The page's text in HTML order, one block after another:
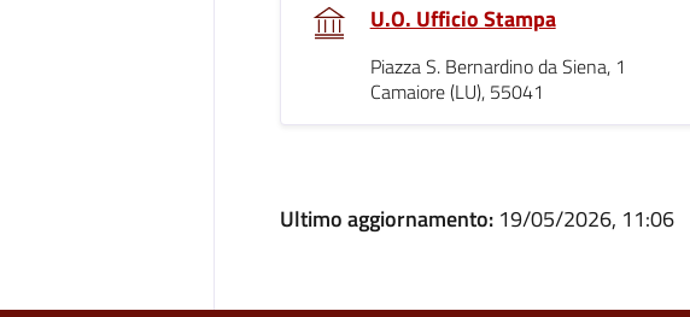
U.O. Ufficio Stampa
Piazza S. Bernardino da Siena, 1
Camaiore (LU), 55041
Ultimo aggiornamento: 19/05/2026, 11:06